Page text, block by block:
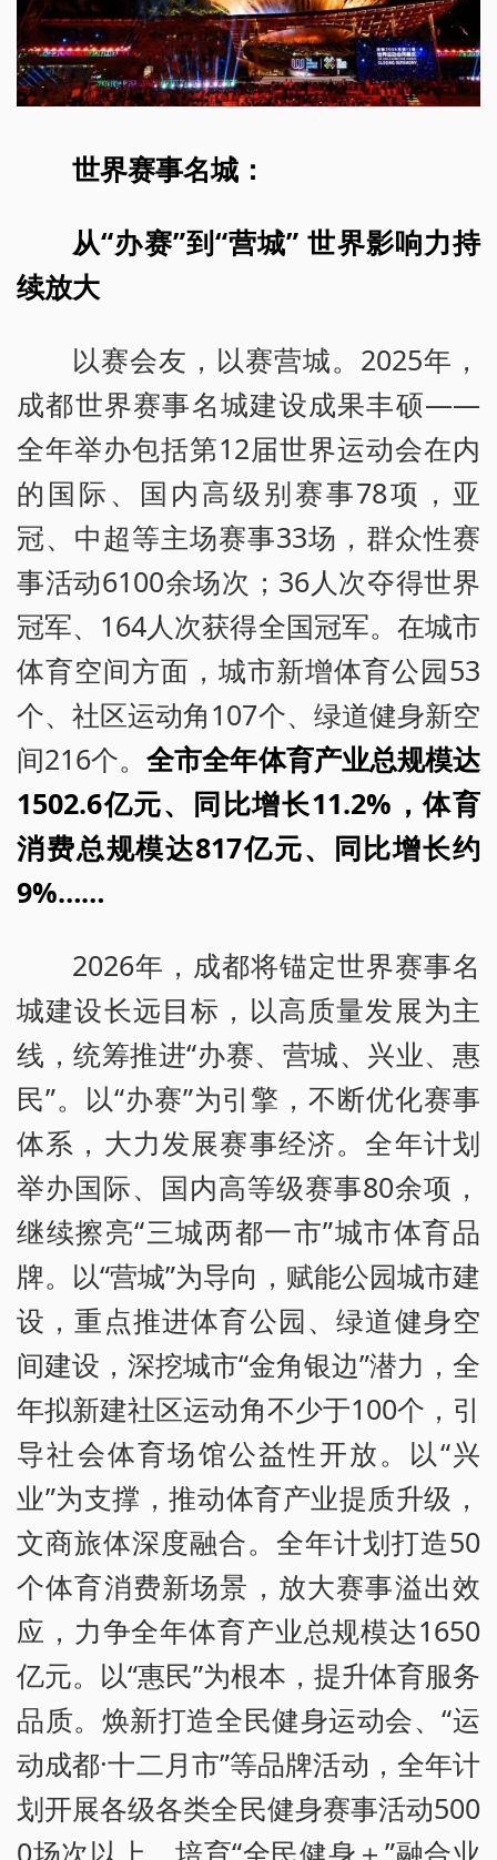
世界赛事名城：
从“办赛”到“营城” 世界影响力持
续放大
以赛会友，以赛营城。2025年，
成都世界赛事名城建设成果丰硕——
全年举办包括第12届世界运动会在内
的国际、国内高级别赛事78项，亚
冠、中超等主场赛事33场，群众性赛
事活动6100余场次；36人次夺得世界
冠军、164人次获得全国冠军。在城市
体育空间方面，城市新增体育公园53
个、社区运动角107个、绿道健身新空
间216个。全市全年体育产业总规模达
1502.6亿元、同比增长11.2%，体育
消费总规模达817亿元、同比增长约
9%……
2026年，成都将锚定世界赛事名
城建设长远目标，以高质量发展为主
线，统筹推进“办赛、营城、兴业、惠
民”。以“办赛”为引擎，不断优化赛事
体系，大力发展赛事经济。全年计划
举办国际、国内高等级赛事80余项，
继续擦亮“三城两都一市”城市体育品
牌。以“营城”为导向，赋能公园城市建
设，重点推进体育公园、绿道健身空
间建设，深挖城市“金角银边”潜力，全
年拟新建社区运动角不少于100个，引
导社会体育场馆公益性开放。以“兴
业”为支撑，推动体育产业提质升级，
文商旅体深度融合。全年计划打造50
个体育消费新场景，放大赛事溢出效
应，力争全年体育产业总规模达1650
亿元。以“惠民”为根本，提升体育服务
品质。焕新打造全民健身运动会、“运
动成都·十二月市”等品牌活动，全年计
划开展各级各类全民健身赛事活动500
0场次以上，培育“全民健身＋”融合业